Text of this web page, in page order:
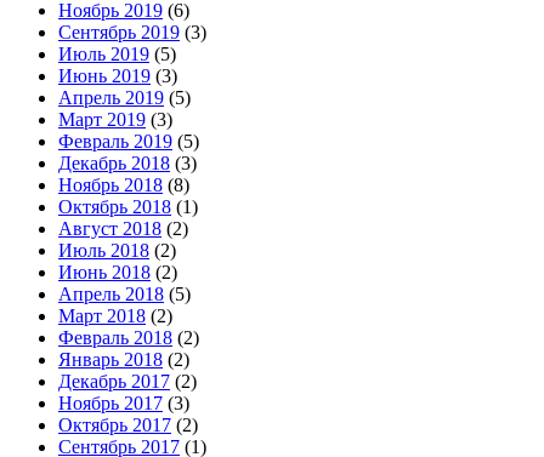
Ноябрь 2019 (6)
Сентябрь 2019 (3)
Июль 2019 (5)
Июнь 2019 (3)
Апрель 2019 (5)
Март 2019 (3)
Февраль 2019 (5)
Декабрь 2018 (3)
Ноябрь 2018 (8)
Октябрь 2018 (1)
Август 2018 (2)
Июль 2018 (2)
Июнь 2018 (2)
Апрель 2018 (5)
Март 2018 (2)
Февраль 2018 (2)
Январь 2018 (2)
Декабрь 2017 (2)
Ноябрь 2017 (3)
Октябрь 2017 (2)
Сентябрь 2017 (1)